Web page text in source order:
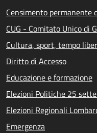
Censimento permanente
CUG - Comitato Unico di
Cultura, sport, tempo
Diritto di Accesso
Educazione e formazione
Elezioni Politiche 25
Elezioni Regionali
Emergenza